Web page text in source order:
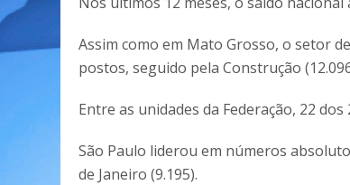
Assim como em Mato Grosso, o setor
postos, seguido pela Construção
Entre as unidades da Federação, 22
São Paulo liderou em números
de Janeiro (9.195).